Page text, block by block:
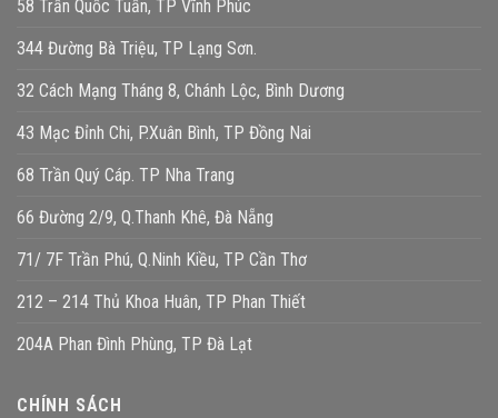
58 Trần Quốc Tuấn, TP Vĩnh Phúc
344 Đường Bà Triệu, TP Lạng Sơn.
32 Cách Mạng Tháng 8, Chánh Lộc, Bình Dương
43 Mạc Đỉnh Chi, P.Xuân Bình, TP Đồng Nai
68 Trần Quý Cáp. TP Nha Trang
66 Đường 2/9, Q.Thanh Khê, Đà Nẵng
71/ 7F Trần Phú, Q.Ninh Kiều, TP Cần Thơ
212 – 214 Thủ Khoa Huân, TP Phan Thiết
204A Phan Đình Phùng, TP Đà Lạt
CHÍNH SÁCH